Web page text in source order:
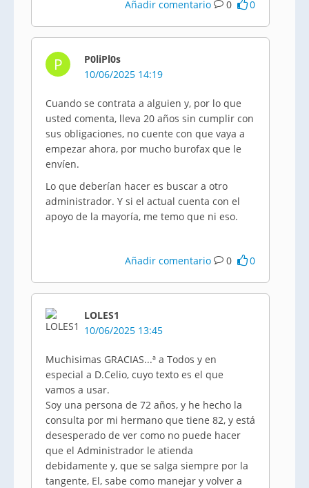
Añadir comentario 0 0
P
P0liPl0s
10/06/2025 14:19
Cuando se contrata a alguien y, por lo que
usted comenta, lleva 20 años sin cumplir con
sus obligaciones, no cuente con que vaya a
empezar ahora, por mucho burofax que le
envíen.
Lo que deberían hacer es buscar a otro
administrador. Y si el actual cuenta con el
apoyo de la mayoría, me temo que ni eso.
Añadir comentario 0 0
LOLES1
10/06/2025 13:45
Muchisimas GRACIAS...ª a Todos y en
especial a D.Celio, cuyo texto es el que
vamos a usar.
Soy una persona de 72 años, y he hecho la
consulta por mi hermano que tiene 82, y está
desesperado de ver como no puede hacer
que el Administrador le atienda
debidamente y, que se salga siempre por la
tangente, El, sabe como manejar y volver a